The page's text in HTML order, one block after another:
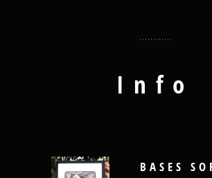
Info
BASES